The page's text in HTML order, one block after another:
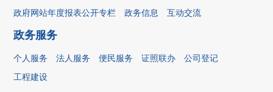
政府网站年度报表公开专栏
政务信息 互动交流
政务服务
个人服务 法人服务 便民服务 证照联办
公司登记
工程建设